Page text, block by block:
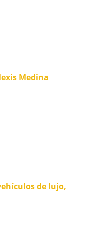
Medina
de lujo,